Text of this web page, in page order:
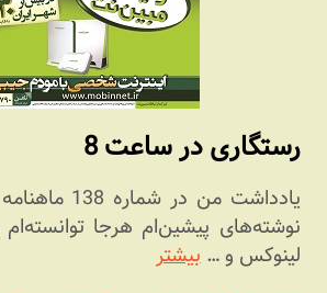
رستگاری در ساعت 8
یادداشت من
نوشته‌های پیشین‌ام هرجا
لینوکس و …بیشتر